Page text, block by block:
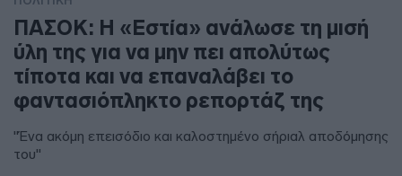
ΠΑΣΟΚ: Η «Εστία» ανάλωσε τη μισή
ύλη της για να μην πει απολύτως
τίποτα και να επαναλάβει το
φαντασιόπληκτο ρεπορτάζ της
"Ένα ακόμη επεισόδιο και καλοστημένο σήριαλ αποδόμησης
του"